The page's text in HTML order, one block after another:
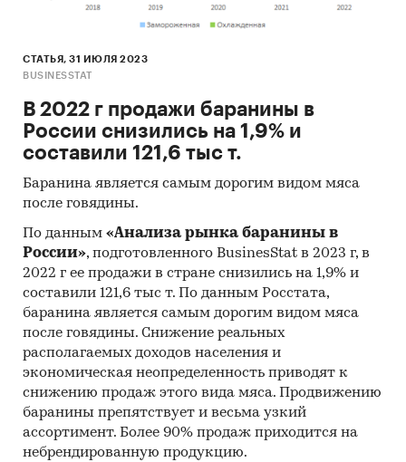
СТАТЬЯ, 31 ИЮЛЯ 2023
BUSINESSTAT
В 2022 г продажи баранины в
России снизились на 1,9% и
составили 121,6 тыс т.
Баранина является самым дорогим видом мяса
после говядины.
По данным «Анализа рынка баранины в
России», подготовленного BusinesStat в 2023 г, в
2022 г ее продажи в стране снизились на 1,9% и
составили 121,6 тыс т. По данным Росстата,
баранина является самым дорогим видом мяса
после говядины. Снижение реальных
располагаемых доходов населения и
экономическая неопределенность приводят к
снижению продаж этого вида мяса. Продвижению
баранины препятствует и весьма узкий
ассортимент. Более 90% продаж приходится на
небрендированную продукцию.